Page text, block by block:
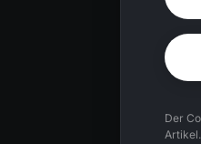
Der
Artikel.